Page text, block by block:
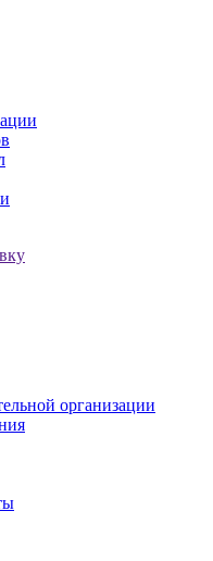
организации